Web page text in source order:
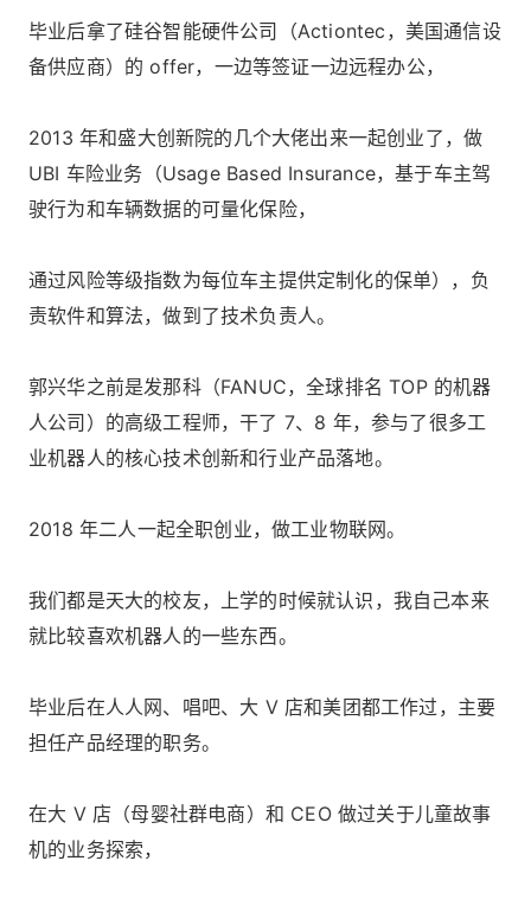
毕业后拿了硅谷智能硬件公司（Actiontec，美国通信设
备供应商）的 offer，一边等签证一边远程办公，
2013 年和盛大创新院的几个大佬出来一起创业了，做
UBI 车险业务（Usage Based Insurance，基于车主驾
驶行为和车辆数据的可量化保险，
通过风险等级指数为每位车主提供定制化的保单），负
责软件和算法，做到了技术负责人。
郭兴华之前是发那科（FANUC，全球排名 TOP 的机器
人公司）的高级工程师，干了 7、8 年，参与了很多工
业机器人的核心技术创新和行业产品落地。
2018 年二人一起全职创业，做工业物联网。
我们都是天大的校友，上学的时候就认识，我自己本来
就比较喜欢机器人的一些东西。
毕业后在人人网、唱吧、大 V 店和美团都工作过，主要
担任产品经理的职务。
在大 V 店（母婴社群电商）和 CEO 做过关于儿童故事
机的业务探索，